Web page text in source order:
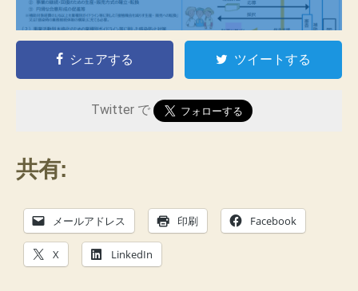
シェアする ツイートする
Twitter で
共有:
メールアドレス 印刷 Facebook
X LinkedIn